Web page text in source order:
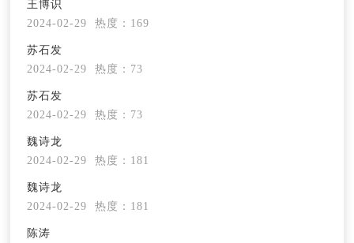
王博识
2024-02-29
热度：169
苏石发
2024-02-29
热度：73
苏石发
2024-02-29
热度：73
魏诗龙
2024-02-29
热度：181
魏诗龙
2024-02-29
热度：181
陈涛